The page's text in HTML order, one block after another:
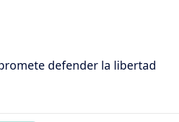
defender la libertad